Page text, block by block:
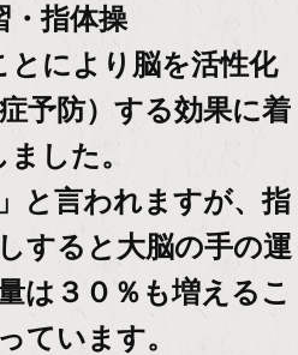
・指体操
とにより脳を活性化
予防）する効果に着
ました。
と言われますが、指
すると大脳の手の運
は３０％も増えるこ
ています。